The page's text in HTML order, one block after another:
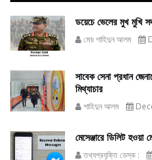
ডয়েচে ভেলের মুখ মুখি
মোঃ শাহিদুন আলম
সাবেক সেনা প্রধান
মিথ্যাচার
শাহিদুন আলম
মেসেঞ্জারে ডিলিট হওয়া
তথ্যপ্রযুক্তি ডেস্ক :